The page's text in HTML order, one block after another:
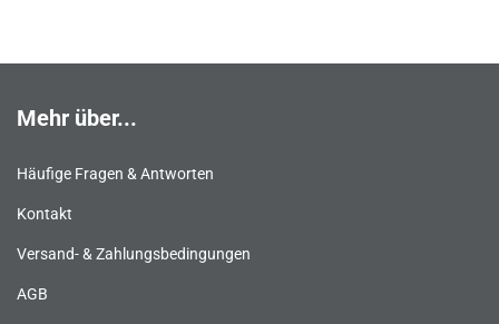
Mehr über...
Häufige Fragen & Antworten
Kontakt
Versand- & Zahlungsbedingungen
AGB